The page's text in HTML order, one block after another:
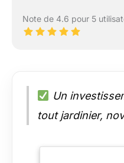
Note de 4.6 pour 5
Un
tout jardinier,